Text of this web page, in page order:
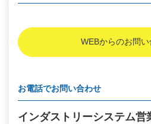
WEBからのお問
お電話でお問い合わせ
インダストリーシステム営